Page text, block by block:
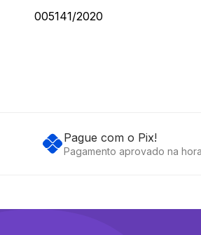
005141/2020
Pague com o Pix!
Pagamento aprovado na hora